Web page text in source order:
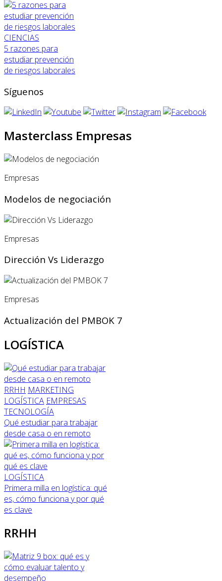
CIENCIAS
5 razones para
estudiar prevención
de riesgos laborales
Síguenos
Masterclass Empresas
Empresas
Modelos de negociación
Empresas
Dirección Vs Liderazgo
Empresas
Actualización del PMBOK 7
LOGÍSTICA
RRHH MARKETING
LOGÍSTICA EMPRESAS
TECNOLOGÍA
Qué estudiar para trabajar
desde casa o en remoto
LOGÍSTICA
Primera milla en logística: qué
es, cómo funciona y por qué
es clave
RRHH